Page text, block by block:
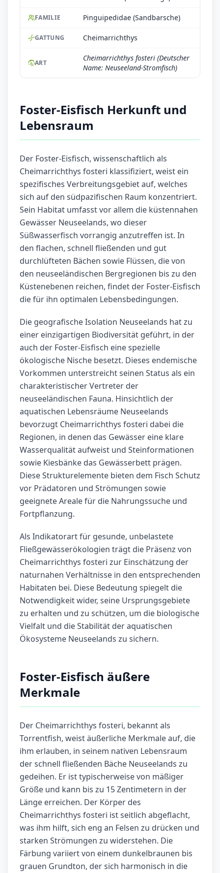
FAMILIE Pinguipedidae (Sandbarsche)
GATTUNG Cheimarrichthys
ART
Cheimarrichthys fosteri (Deutscher
Name: Neuseeland-Stromfisch)
Foster-Eisfisch Herkunft und
Lebensraum
Der Foster-Eisfisch, wissenschaftlich als
Cheimarrichthys fosteri klassifiziert, weist ein
spezifisches Verbreitungsgebiet auf, welches
sich auf den südpazifischen Raum konzentriert.
Sein Habitat umfasst vor allem die küstennahen
Gewässer Neuseelands, wo dieser
Süßwasserfisch vorrangig anzutreffen ist. In
den flachen, schnell fließenden und gut
durchlüfteten Bächen sowie Flüssen, die von
den neuseeländischen Bergregionen bis zu den
Küstenebenen reichen, findet der Foster-Eisfisch
die für ihn optimalen Lebensbedingungen.
Die geografische Isolation Neuseelands hat zu
einer einzigartigen Biodiversität geführt, in der
auch der Foster-Eisfisch eine spezielle
ökologische Nische besetzt. Dieses endemische
Vorkommen unterstreicht seinen Status als ein
charakteristischer Vertreter der
neuseeländischen Fauna. Hinsichtlich der
aquatischen Lebensräume Neuseelands
bevorzugt Cheimarrichthys fosteri dabei die
Regionen, in denen das Gewässer eine klare
Wasserqualität aufweist und Steinformationen
sowie Kiesbänke das Gewässerbett prägen.
Diese Strukturelemente bieten dem Fisch Schutz
vor Prädatoren und Strömungen sowie
geeignete Areale für die Nahrungssuche und
Fortpflanzung.
Als Indikatorart für gesunde, unbelastete
Fließgewässerökologien trägt die Präsenz von
Cheimarrichthys fosteri zur Einschätzung der
naturnahen Verhältnisse in den entsprechenden
Habitaten bei. Diese Bedeutung spiegelt die
Notwendigkeit wider, seine Ursprungsgebiete
zu erhalten und zu schützen, um die biologische
Vielfalt und die Stabilität der aquatischen
Ökosysteme Neuseelands zu sichern.
Foster-Eisfisch äußere
Merkmale
Der Cheimarrichthys fosteri, bekannt als
Torrentfish, weist äußerliche Merkmale auf, die
ihm erlauben, in seinem nativen Lebensraum
der schnell fließenden Bäche Neuseelands zu
gedeihen. Er ist typischerweise von mäßiger
Größe und kann bis zu 15 Zentimetern in der
Länge erreichen. Der Körper des
Cheimarrichthys fosteri ist seitlich abgeflacht,
was ihm hilft, sich eng an Felsen zu drücken und
starken Strömungen zu widerstehen. Die
Färbung variiert von einem dunkelbraunen bis
grauen Grundton, der sich harmonisch in die